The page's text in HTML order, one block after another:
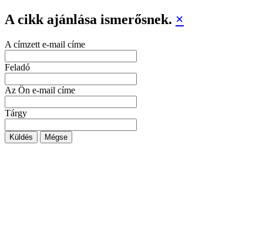
A cikk ajánlása ismerősnek. ×
A címzett e-mail címe
Feladó
Az Ön e-mail címe
Tárgy
Küldés Mégse